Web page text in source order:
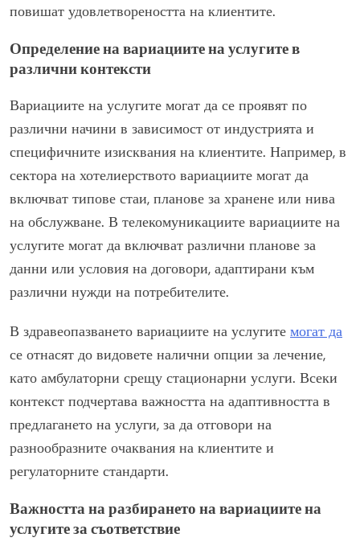
повишат удовлетвореността на клиентите.
Определение на вариациите на услугите в
различни контексти
Вариациите на услугите могат да се проявят по
различни начини в зависимост от индустрията и
специфичните изисквания на клиентите. Например, в
сектора на хотелиерството вариациите могат да
включват типове стаи, планове за хранене или нива
на обслужване. В телекомуникациите вариациите на
услугите могат да включват различни планове за
данни или условия на договори, адаптирани към
различни нужди на потребителите.
В здравеопазването вариациите на услугите могат да
се отнасят до видовете налични опции за лечение,
като амбулаторни срещу стационарни услуги. Всеки
контекст подчертава важността на адаптивността в
предлагането на услуги, за да отговори на
разнообразните очаквания на клиентите и
регулаторните стандарти.
Важността на разбирането на вариациите на
услугите за съответствие